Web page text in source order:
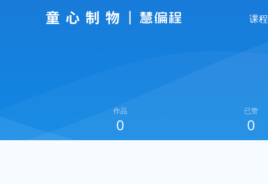
课程
作品
0
已赞
0